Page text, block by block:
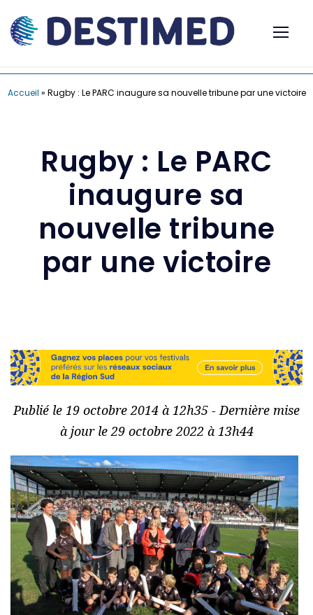
Accueil » Rugby : Le PARC inaugure sa nouvelle tribune par une victoire
Rugby : Le PARC
inaugure sa
nouvelle tribune
par une victoire
Publié le 19 octobre 2014 à 12h35 - Dernière mise
à jour le 29 octobre 2022 à 13h44